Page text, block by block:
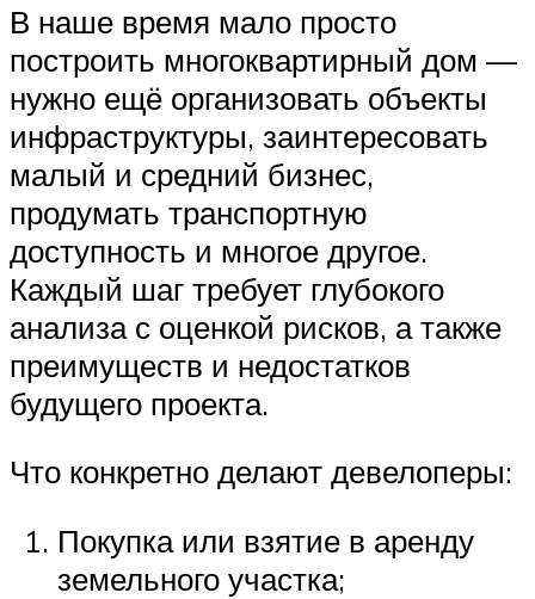
В наше время мало просто
построить многоквартирный дом —
нужно ещё организовать объекты
инфраструктуры, заинтересовать
малый и средний бизнес,
продумать транспортную
доступность и многое другое.
Каждый шаг требует глубокого
анализа с оценкой рисков, а также
преимуществ и недостатков
будущего проекта.
Что конкретно делают девелоперы:
Покупка или взятие в аренду
земельного участка;